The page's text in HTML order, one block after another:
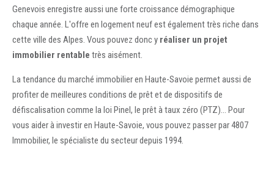
Genevois enregistre aussi une forte croissance démographique
chaque année. L'offre en logement neuf est également très riche dans
cette ville des Alpes. Vous pouvez donc y réaliser un projet
immobilier rentable très aisément.
La tendance du marché immobilier en Haute-Savoie permet aussi de
profiter de meilleures conditions de prêt et de dispositifs de
défiscalisation comme la loi Pinel, le prêt à taux zéro (PTZ)… Pour
vous aider à investir en Haute-Savoie, vous pouvez passer par 4807
Immobilier, le spécialiste du secteur depuis 1994.